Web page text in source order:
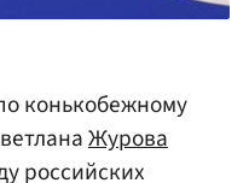
конькобежному
Журова
российских